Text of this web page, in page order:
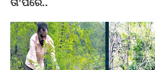
ତା’ପରେ..